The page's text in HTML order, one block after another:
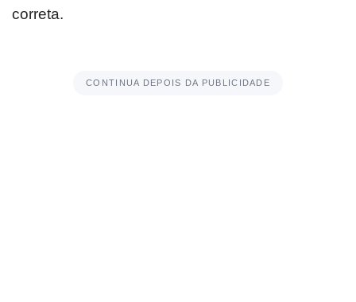
correta.
CONTINUA DEPOIS DA PUBLICIDADE